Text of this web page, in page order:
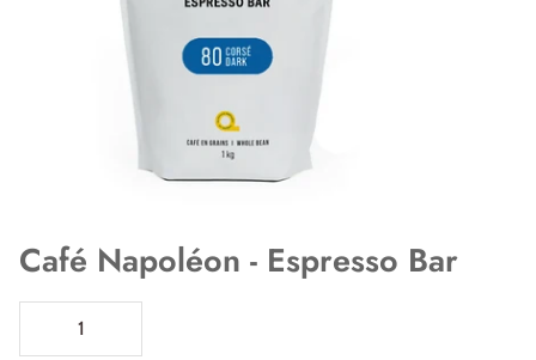
Café Napoléon - Espresso Bar